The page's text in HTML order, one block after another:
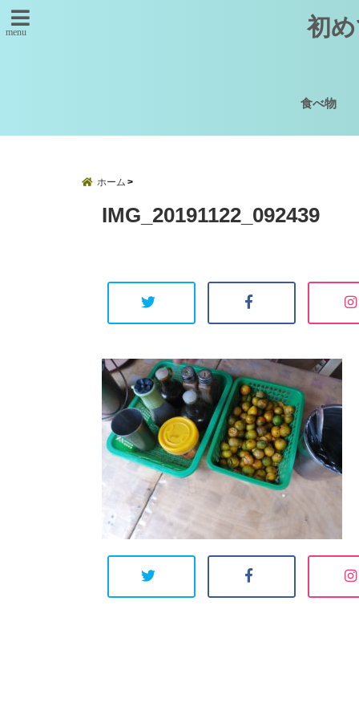
menu 初
食べ物
ホーム
IMG_20191122_092439